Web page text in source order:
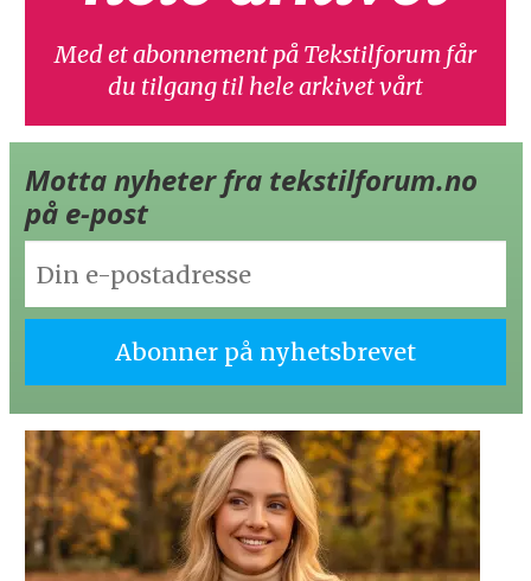
Med et abonnement på Tekstilforum får
du tilgang til hele arkivet vårt
Motta nyheter fra tekstilforum.no
på e-post